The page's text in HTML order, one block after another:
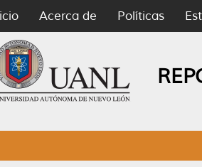
Acerca de Políticas